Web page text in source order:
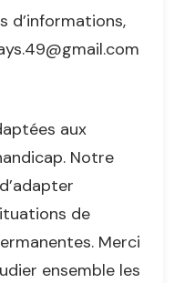
d’informations,
aux
Notre
de
Merci
ensemble les